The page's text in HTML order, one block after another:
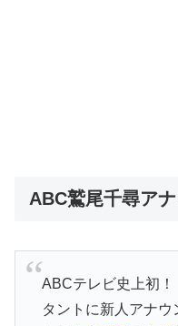
ABC鷲尾千尋ア
ABCテレビ史上初
タントに新人アナウ